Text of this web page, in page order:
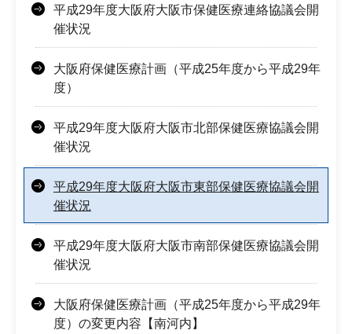
平成29年度大阪府大阪市保健医療連絡協議会開
催状況
大阪府保健医療計画（平成25年度から平成29年
度）
平成29年度大阪府大阪市北部保健医療協議会開
催状況
平成29年度大阪府大阪市東部保健医療協議会開
催状況
平成29年度大阪府大阪市南部保健医療協議会開
催状況
大阪府保健医療計画（平成25年度から平成29年
度）の変更内容【南河内】